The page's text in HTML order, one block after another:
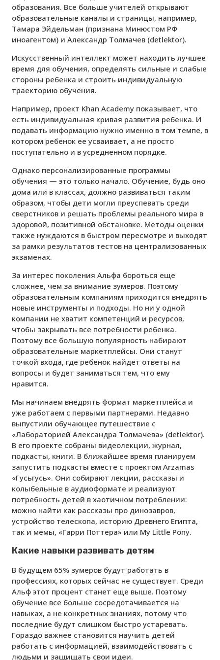
образования. Все больше учителей открывают
образовательные каналы и страницы, например,
Тамара Эйдельман (признана Минюстом РФ
иноагентом) и Александр Толмачев (detlektor).
Искусственный интеллект может находить лучшее
время для обучения, определять сильные и слабые
стороны ребенка и строить индивидуальную
траекторию обучения.
Например, проект Khan Academy показывает, что
есть индивидуальная кривая развития ребенка. И
подавать информацию нужно именно в том темпе, в
котором ребенок ее усваивает, а не просто
поступательно и в усредненном порядке.
Однако персонализированные программы
обучения — это только начало. Обучение, будь оно
дома или в классах, должно развиваться таким
образом, чтобы дети могли преуспевать среди
сверстников и решать проблемы реального мира в
здоровой, позитивной обстановке. Методы оценки
также нуждаются в быстром пересмотре и выходят
за рамки результатов тестов на централизованных
экзаменах.
За интерес поколения Альфа бороться еще
сложнее, чем за внимание зумеров. Поэтому
образовательным компаниям приходится внедрять
новые инструменты и подходы. Но ни у одной
компании не хватит компетенций и ресурсов,
чтобы закрывать все потребности ребенка.
Поэтому все большую популярность набирают
образовательные маркетплейсы. Они станут
точкой входа, где ребенок найдет ответы на
вопросы и будет заниматься тем, что ему
нравится.
Мы начинаем внедрять формат маркетплейса и
уже работаем с первыми партнерами. Недавно
выпустили обучающее путешествие с
«Лабораторией Александра Толмачева» (detlektor).
В его проекте собраны видеолекции, журнал,
подкасты, книги. В ближайшее время планируем
запустить подкасты вместе с проектом Arzamas
«Гусьгусь». Они собирают лекции, рассказы и
колыбельные в аудиоформате и реализуют
потребность детей в хаотичном потреблении:
можно найти как рассказы про динозавров,
устройство телескопа, историю Древнего Египта,
так и мемы, «Гарри Поттера» или My Little Pony.
Какие навыки развивать детям
В будущем 65% зумеров будут работать в
профессиях, которых сейчас не существует. Среди
Альф этот процент станет еще выше. Поэтому
обучение все больше сосредотачивается на
навыках, а не конкретных знаниях, потому что
последние будут слишком быстро устаревать.
Гораздо важнее становится научить детей
работать с информацией, взаимодействовать с
людьми и защищать свои идеи.